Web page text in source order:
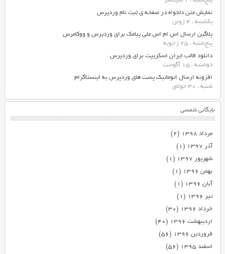
نمایش متن دلخواه در صفحه ی ثبت نام وردپرس
یکشنبه ، 4 ژوئن
پلاگین ارسال اس ام اس ملی پیامک برای وردپرس و ووکامرس
پنج‌شنبه ، 25 ژانویه
دانلود قالب ایران اسکریپت برای وردپرس
دوشنبه ، 15 آگوست
افزونه ارسال اتوماتیک پست های وردپرس به اینستاگرام
شنبه ، 30 جولای
بایگانی شمسی
مرداد ۱۳۹۸
(۲)
آذر ۱۳۹۷
(۱)
شهریور ۱۳۹۷
(۱)
بهمن ۱۳۹۶
(۱)
آبان ۱۳۹۶
(۱)
تیر ۱۳۹۶
(۱)
خرداد ۱۳۹۶
(۳۰)
اردیبهشت ۱۳۹۶
(۴۰)
فروردین ۱۳۹۶
(۵۶)
اسفند ۱۳۹۵
(۵۶)